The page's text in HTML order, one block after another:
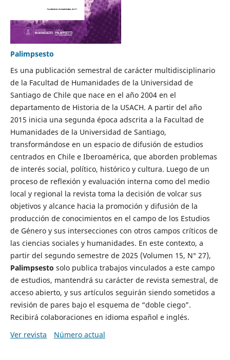
Palimpsesto
Es una publicación semestral de carácter multidisciplinario
de la Facultad de Humanidades de la Universidad de
Santiago de Chile que nace en el año 2004 en el
departamento de Historia de la USACH. A partir del año
2015 inicia una segunda época adscrita a la Facultad de
Humanidades de la Universidad de Santiago,
transformándose en un espacio de difusión de estudios
centrados en Chile e Iberoamérica, que aborden problemas
de interés social, político, histórico y cultura. Luego de un
proceso de reflexión y evaluación interna como del medio
local y regional la revista toma la decisión de volcar sus
objetivos y alcance hacia la promoción y difusión de la
producción de conocimientos en el campo de los Estudios
de Género y sus intersecciones con otros campos críticos de
las ciencias sociales y humanidades. En este contexto, a
partir del segundo semestre de 2025 (Volumen 15, N° 27),
Palimpsesto solo publica trabajos vinculados a este campo
de estudios, mantendrá su carácter de revista semestral, de
acceso abierto, y sus artículos seguirán siendo sometidos a
revisión de pares bajo el esquema de “doble ciego”.
Recibirá colaboraciones en idioma español e inglés.
Ver revista
Número actual